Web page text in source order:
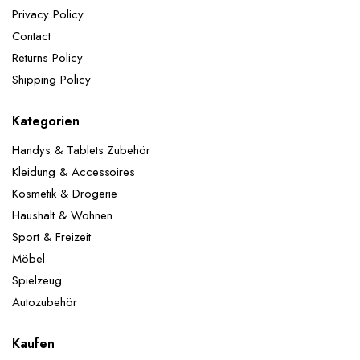
Jubiläumsfeiern, tägliche Dekorationen usw.
Lieferumfang:
Gold 2x 32" Zahlen Folienballons 5x 12"Gold
Konfetti-Ballons 5x 12"Schwarz-Ballons 5x 12"Gold-
Ballons
Jahren geeignet.
Privacy Policy
Contact
Returns Policy
Shipping Policy
Kategorien
Handys & Tablets Zubehör
Kleidung & Accessoires
Kosmetik & Drogerie
Haushalt & Wohnen
Sport & Freizeit
Möbel
Spielzeug
Autozubehör
Kaufen